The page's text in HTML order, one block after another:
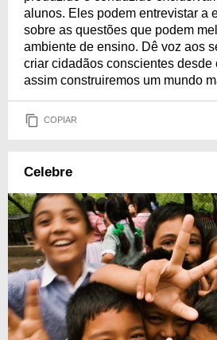
alunos. Eles podem entrevistar a
sobre as questões que podem
ambiente de ensino. Dê voz aos
criar cidadãos conscientes desde
assim construiremos um mundo
COPIAR
Celebre